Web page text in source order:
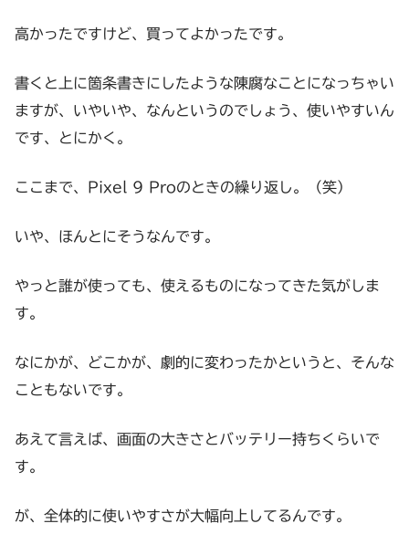
高かったですけど、買ってよかったです。
書くと上に箇条書きにしたような陳腐なことになっちゃい
ますが、いやいや、なんというのでしょう、使いやすいん
です、とにかく。
ここまで、Pixel 9 Proのときの繰り返し。（笑）
いや、ほんとにそうなんです。
やっと誰が使っても、使えるものになってきた気がしま
す。
なにかが、どこかが、劇的に変わったかというと、そんな
こともないです。
あえて言えば、画面の大きさとバッテリー持ちくらいで
す。
が、全体的に使いやすさが大幅向上してるんです。